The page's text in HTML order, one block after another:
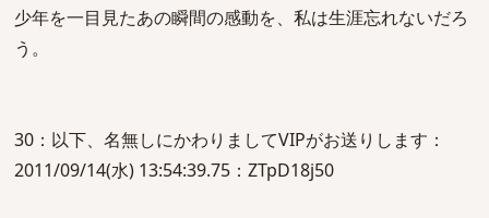
少年を一目見たあの瞬間の感動を、私は生涯忘れないだろ
う。
30：以下、名無しにかわりましてVIPがお送りします：
2011/09/14(水) 13:54:39.75：ZTpD18j50